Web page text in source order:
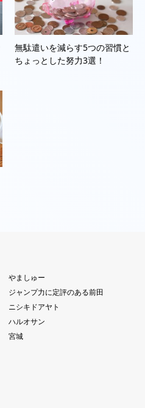
無駄遣いを減らす5つの習慣と
ちょっとした努力3選！
やましゅー
ジャンプ力に定評のある前田
ニシキドアヤト
ハルオサン
宮城